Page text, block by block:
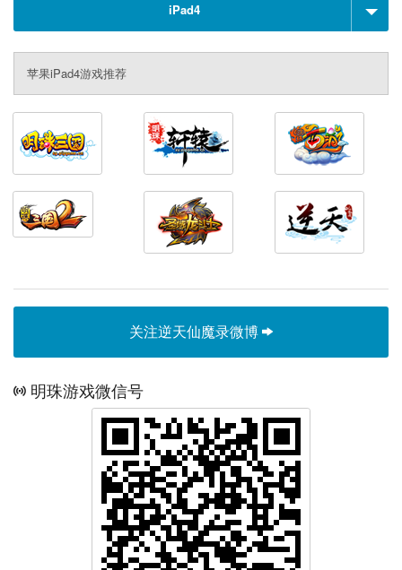
iPad4
苹果iPad4游戏推荐
关注逆天仙魔录微博
明珠游戏微信号